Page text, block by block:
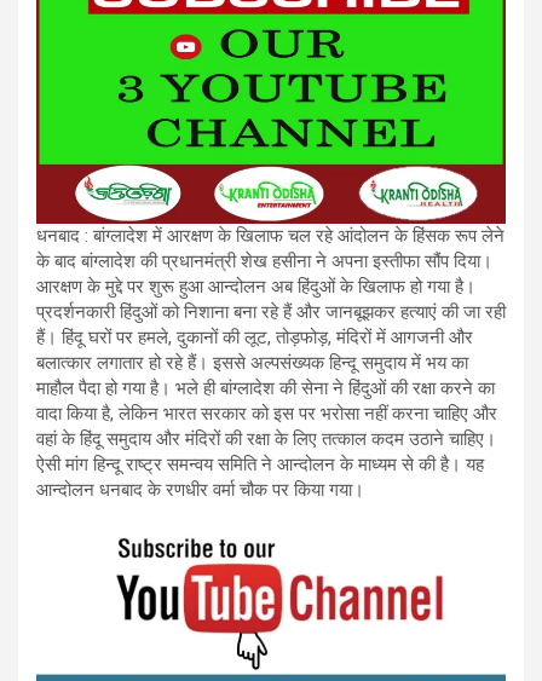
धनबाद : बांग्लादेश में आरक्षण के खिलाफ चल रहे आंदोलन के हिंसक रूप लेने
के बाद बांग्लादेश की प्रधानमंत्री शेख हसीना ने अपना इस्तीफा सौंप दिया।
आरक्षण के मुद्दे पर शुरू हुआ आन्दोलन अब हिंदुओं के खिलाफ हो गया है।
प्रदर्शनकारी हिंदुओं को निशाना बना रहे हैं और जानबूझकर हत्याएं की जा रही
हैं। हिंदू घरों पर हमले, दुकानों की लूट, तोड़फोड़, मंदिरों में आगजनी और
बलात्कार लगातार हो रहे हैं। इससे अल्पसंख्यक हिन्दू समुदाय में भय का
माहौल पैदा हो गया है। भले ही बांग्लादेश की सेना ने हिंदुओं की रक्षा करने का
वादा किया है, लेकिन भारत सरकार को इस पर भरोसा नहीं करना चाहिए और
वहां के हिंदू समुदाय और मंदिरों की रक्षा के लिए तत्काल कदम उठाने चाहिए।
ऐसी मांग हिन्दू राष्ट्र समन्वय समिति ने आन्दोलन के माध्यम से की है। यह
आन्दोलन धनबाद के रणधीर वर्मा चौक पर किया गया।